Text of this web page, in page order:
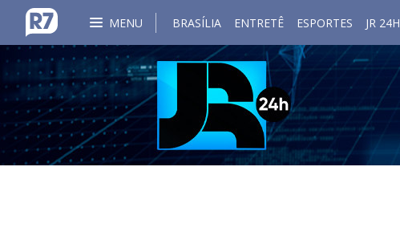
MENU BRASÍLIA ENTRETÊ ESPORTES JR 24H